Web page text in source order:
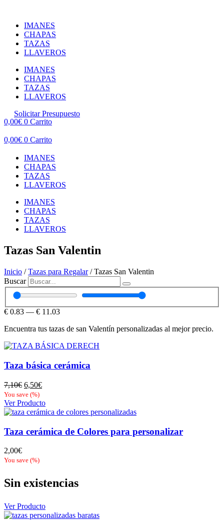
contenidoIMANES
CHAPAS
TAZAS
LLAVEROS
IMANES
CHAPAS
TAZAS
LLAVEROS
Solicitar Presupuesto
0,00€ 0 Carrito
0,00€ 0 Carrito
IMANES
CHAPAS
TAZAS
LLAVEROS
IMANES
CHAPAS
TAZAS
LLAVEROS
Tazas San Valentin
Inicio /Tazas para Regalar/ Tazas San Valentin
Buscar
€ 0.83 — € 11.03
Encuentra tus tazas de san Valentín personalizadas al mejor precio.
Taza básica cerámica
7,10€ El
precio
original
era:
6,50€El
actual
es:
You save (%)
Ver Producto
Taza cerámica de Colores para personalizar
2,00€
You save (%)
Sin existencias
Ver Producto